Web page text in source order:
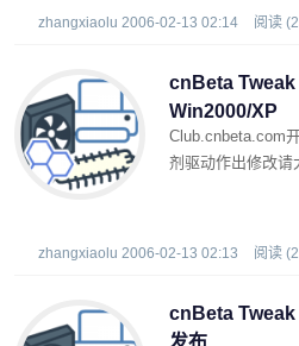
zhangxiaolu 2006-02-13 02:14 阅读
cnBeta
Win2000/XP
Club.cnbeta.com
剂驱动作出修改请
zhangxiaolu 2006-02-13 02:13 阅读
cnBeta
发布